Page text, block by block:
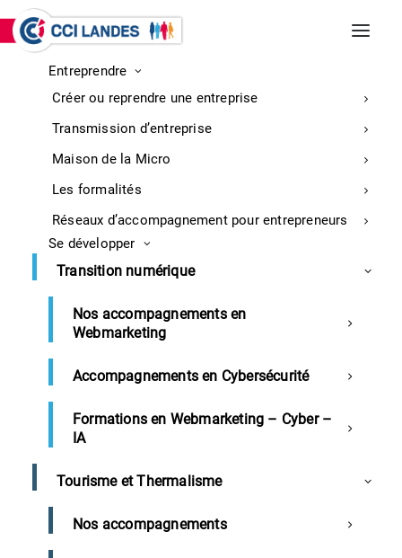
Entreprendre
Créer ou reprendre une entreprise
Transmission d’entreprise
Maison de la Micro
Les formalités
Réseaux d’accompagnement pour entrepreneurs
Se développer
Transition numérique
Nos accompagnements en
Webmarketing
Accompagnements en Cybersécurité
Formations en Webmarketing – Cyber –
IA
Tourisme et Thermalisme
Nos accompagnements
INCENDIES DE BISCARROSSE ET
PARENTIS-EN-BORN
informations sur la mobilisation
Tenez-vous au courant de nos dernières
actualités et évènements